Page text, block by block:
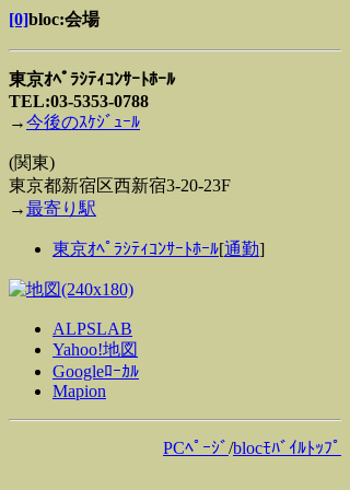
[0]bloc:会場
東京ｵﾍﾟﾗｼﾃｨｺﾝｻｰﾄﾎｰﾙ
TEL:03-5353-0788
→今後のｽｹｼﾞｭｰﾙ
(関東)
東京都新宿区西新宿3-20-23F
→最寄り駅
東京ｵﾍﾟﾗｼﾃｨｺﾝｻｰﾄﾎｰﾙ[通勤]
ALPSLAB
Yahoo!地図
Googleﾛｰｶﾙ
Mapion
PCﾍﾟｰｼﾞ/blocﾓﾊﾞｲﾙﾄｯﾌﾟ